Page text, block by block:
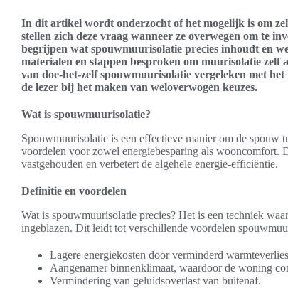
In dit artikel wordt onderzocht of het mogelijk is om
stellen zich deze vraag wanneer ze overwegen om te
begrijpen wat spouwmuurisolatie precies inhoudt en
materialen en stappen besproken om muurisolatie zelf
van doe-het-zelf spouwmuurisolatie vergeleken met
de lezer bij het maken van weloverwogen keuzes.
Wat is spouwmuurisolatie?
Spouwmuurisolatie is een effectieve manier om de spouw
voordelen voor zowel energiebesparing als wooncomfort.
vastgehouden en verbetert de algehele energie-efficiëntie.
Definitie en voordelen
Wat is spouwmuurisolatie precies? Het is een techniek
ingeblazen. Dit leidt tot verschillende voordelen
Lagere energiekosten door verminderd
Aangenamer binnenklimaat, waardoor de woning
Vermindering van geluidsoverlast van buitenaf.